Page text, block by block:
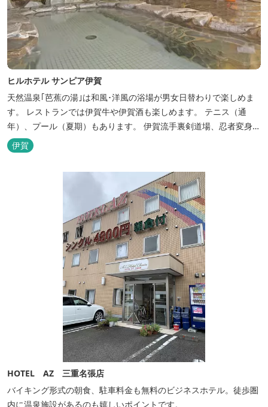
ヒルホテル サンピア伊賀
天然温泉｢芭蕉の湯｣は和風･洋風の浴場が男女日替わりで楽しめま
す。 レストランでは伊賀牛や伊賀酒も楽しめます。 テニス（通
年）、プール（夏期）もあります。 伊賀流手裏剣道場、忍者変身処
を常設しております。 ★ＨＰが新しくなりました！
http://www.hh-sunpia-iga.co.jp ※日替わりランチ、日替わり薬湯
などがタイムリーにチェックできます。
伊賀
HOTEL AZ 三重名張店
バイキング形式の朝食、駐車料金も無料のビジネスホテル。徒歩圏
内に温泉施設があるのも嬉しいポイントです。